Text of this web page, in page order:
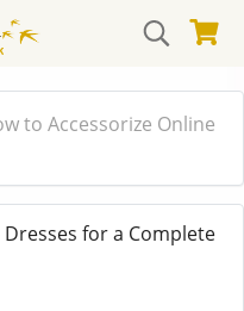
to Accessorize Online
for a Complete